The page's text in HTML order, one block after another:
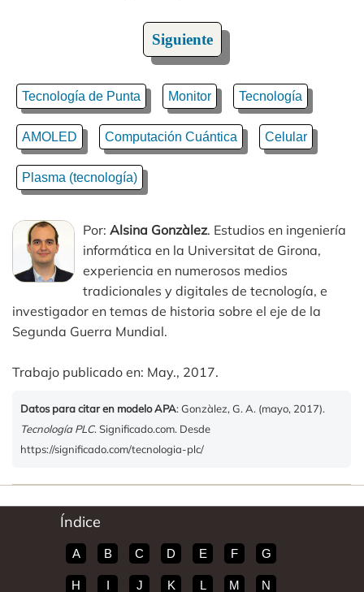
Siguiente
Tecnología de Punta Monitor Tecnología
AMOLED Computación Cuántica Celular
Plasma (tecnología)
Por: Alsina Gonzàlez. Estudios en ingeniería
informática en la Universitat de Girona,
experiencia en numerosos medios
tradicionales y digitales de tecnología, e
investigador en temas de historia sobre el eje de la
Segunda Guerra Mundial.
Trabajo publicado en: May., 2017.
Datos para citar en modelo APA: Gonzàlez, G. A. (mayo, 2017).
Tecnología PLC. Significado.com. Desde
https://significado.com/tecnologia-plc/
Índice
A B C D E F G
H I J K L M N